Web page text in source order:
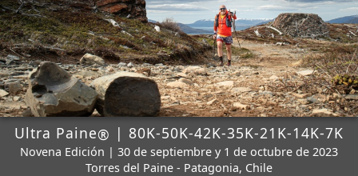
Ultra Paine® | 80K-50K-42K-35K-21K-14K-7K
Novena Edición | 30 de septiembre y 1 de octubre de 2023
Torres del Paine - Patagonia, Chile